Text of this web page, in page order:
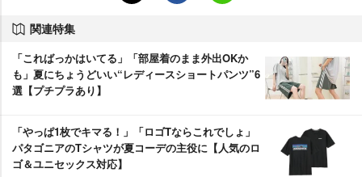
関連特集
「こればっかはいてる」「部屋着のまま外出OKか
も」夏にちょうどいい“レディースショートパンツ”6
選【プチプラあり】
「やっぱ1枚でキマる！」「ロゴTならこれでしょ」
パタゴニアのTシャツが夏コーデの主役に【人気のロ
ゴ＆ユニセックス対応】